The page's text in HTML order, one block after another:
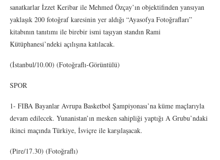
sanatkarlar İzzet Keribar ile Mehmed Özçay’ın objektifinden yansıyan
yaklaşık 200 fotoğraf karesinin yer aldığı “Ayasofya Fotoğrafları”
kitabının tanıtımı ile birebir ismi taşıyan standın Rami
Kütüphanesi’ndeki açılışına katılacak.
(İstanbul/10.00) (Fotoğraflı-Görüntülü)
SPOR
1- FIBA Bayanlar Avrupa Basketbol Şampiyonası’na küme maçlarıyla
devam edilecek. Yunanistan’ın mesken sahipliği yaptığı A Grubu’ndaki
ikinci maçında Türkiye, İsviçre ile karşılaşacak.
(Pire/17.30) (Fotoğraflı)